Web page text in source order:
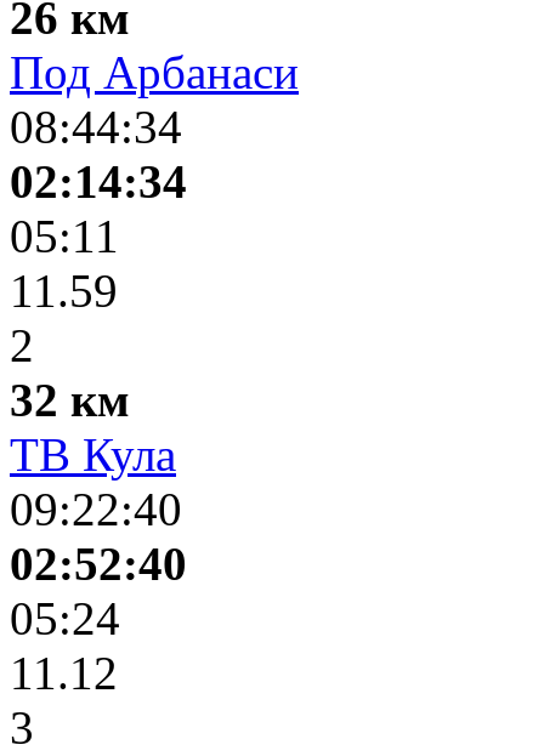
26 км
Под Арбанаси
08:44:34
02:14:34
05:11
11.59
2
32 км
ТВ Кула
09:22:40
02:52:40
05:24
11.12
3